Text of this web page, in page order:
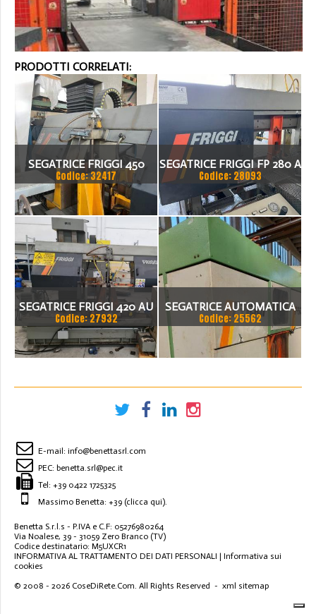
PRODOTTI CORRELATI:
SEGATRICE FRIGGI 450
PESANTE
Codice: 32417
SEGATRICE FRIGGI FP 280 A
CN ANNO 1999
Codice: 28093
SEGATRICE FRIGGI 420 AU
SEGATRICE A NASTRO
AUTOMATICA,
Codice: 27932
SEGATRICE AUTOMATICA
CNC FRIGGI
Codice: 25562
E-mail: info@benettasrl.com
PEC: benetta.srl@pec.it
Tel: +39 0422 1725325
Massimo Benetta: +39 (clicca qui).
Benetta S.r.l.s - P.IVA e C.F: 05276980264
Via Noalese, 39 - 31059 Zero Branco (TV)
Codice destinatario: M5UXCR1
INFORMATIVA AL TRATTAMENTO DEI DATI PERSONALI | Informativa sui
cookies
© 2008 - 2026 CoseDiRete.Com. All Rights Reserved - xml sitemap